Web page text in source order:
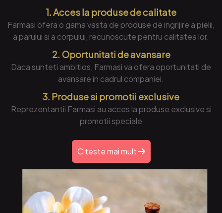
1. Acces la produse de calitate
Farmasi ofera o gama vasta de produse de ingrijire a pielii,
a parului si a corpului, recunoscute pentru calitatea lor.
2. Oportunitati de avansare
Daca sunteti ambitios, Farmasi va ofera oportunitati de
avansare in cadrul companiei.
3. Produse si promotii exclusive
Reprezentantii Farmasi au acces la produse exclusive si
promotii speciale
Citeste mai mult